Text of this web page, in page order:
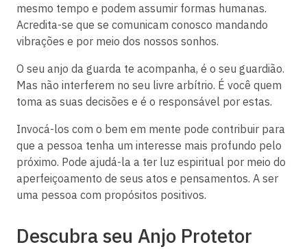
mesmo tempo e podem assumir formas humanas.
Acredita-se que se comunicam conosco mandando
vibrações e por meio dos nossos sonhos.
O seu anjo da guarda te acompanha, é o seu guardião.
Mas não interferem no seu livre arbítrio. É você quem
toma as suas decisões e é o responsável por estas.
Invocá-los com o bem em mente pode contribuir para
que a pessoa tenha um interesse mais profundo pelo
próximo. Pode ajudá-la a ter luz espiritual por meio do
aperfeiçoamento de seus atos e pensamentos. A ser
uma pessoa com propósitos positivos.
Descubra seu Anjo Protetor